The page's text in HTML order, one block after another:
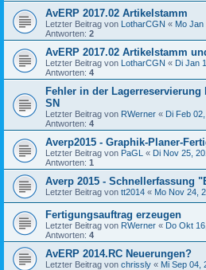
AvERP 2017.02 Artikelstamm
Letzter Beitrag von LotharCGN « Mo Jan
Antworten: 2
AvERP 2017.02 Artikelstamm
Letzter Beitrag von LotharCGN « Di Jan
Antworten: 4
Fehler in der
SN
Letzter Beitrag von RWerner « Di Feb
Antworten: 4
Averp2015 - Graphik-Planer-
Letzter Beitrag von PaGL « Di Nov 25,
Antworten: 1
Averp 2015 - Schnellerfassung
Letzter Beitrag von tt2014 « Mo Nov 24,
Fertigungsauftrag erzeugen
Letzter Beitrag von RWerner « Do Okt
Antworten: 4
AvERP 2014.RC Neuerungen?
Letzter Beitrag von chrissly « Mi Sep 04,